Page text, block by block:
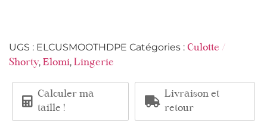
UGS : ELCUSMOOTHDPE Catégories : Culotte /
Shorty, Elomi, Lingerie
Calculer ma
taille !
Livraison et
retour